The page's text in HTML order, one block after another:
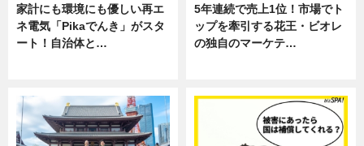
家計にも環境にも優しい再エ
ネ電気「Pikaでんき」がスタ
ート！自治体と…
5年連続で売上1位！市場でト
ップを牽引する花王・ビオレ
の独自のマーケテ…